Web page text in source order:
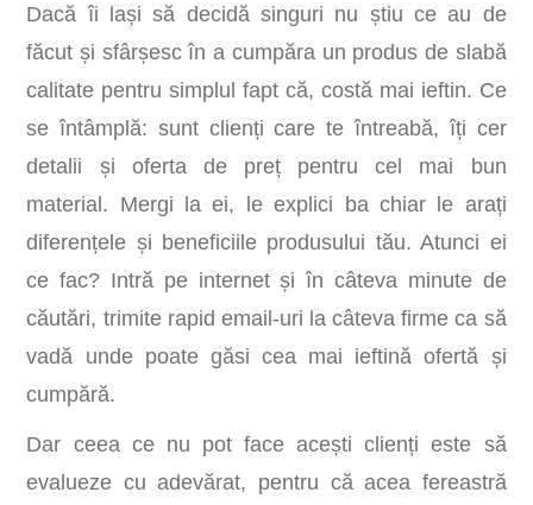
Dacă îi lași să decidă singuri nu știu ce au de
făcut și sfârșesc în a cumpăra un produs de slabă
calitate pentru simplul fapt că, costă mai ieftin. Ce
se întâmplă: sunt clienți care te întreabă, îți cer
detalii și oferta de preț pentru cel mai bun
material. Mergi la ei, le explici ba chiar le arați
diferențele și beneficiile produsului tău. Atunci ei
ce fac? Intră pe internet și în câteva minute de
căutări, trimite rapid email-uri la câteva firme ca să
vadă unde poate găsi cea mai ieftină ofertă și
cumpără.
Dar ceea ce nu pot face acești clienți este să
evalueze cu adevărat, pentru că acea fereastră